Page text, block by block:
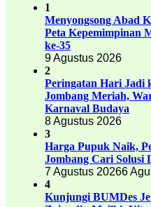
1
Menyongsong Abad
Peta Kepemimpinan
ke-35
9 Agustus 2026
2
Peringatan Hari Jadi
Jombang Meriah,
Karnaval Budaya
8 Agustus 2026
3
Harga Pupuk Naik,
Jombang Cari Solusi
7 Agustus 20266
4
Kunjungi BUMDes